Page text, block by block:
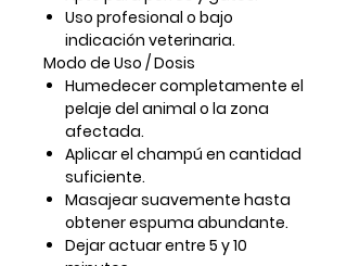
Uso profesional o bajo
indicación veterinaria.
Modo de Uso / Dosis
Humedecer completamente el
pelaje del animal o la zona
afectada.
Aplicar el champú en cantidad
suficiente.
Masajear suavemente hasta
obtener espuma abundante.
Dejar actuar entre 5 y 10